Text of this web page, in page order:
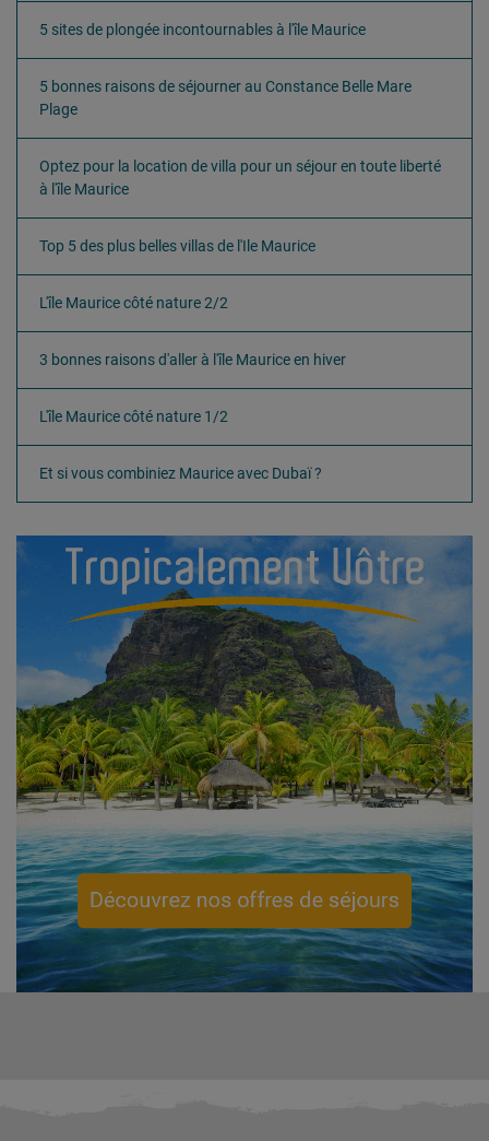
5 sites de plongée incontournables à l'île Maurice
5 bonnes raisons de séjourner au Constance Belle Mare
Plage
Optez pour la location de villa pour un séjour en toute liberté
à l'île Maurice
Top 5 des plus belles villas de l'Ile Maurice
L'île Maurice côté nature 2/2
3 bonnes raisons d'aller à l'île Maurice en hiver
L'île Maurice côté nature 1/2
Et si vous combiniez Maurice avec Dubaï ?